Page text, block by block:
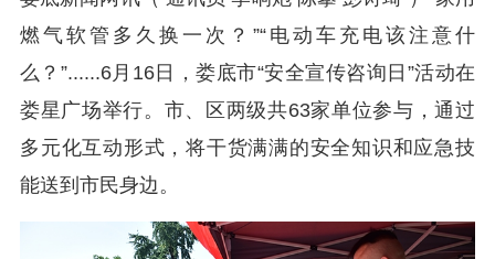
燃气软管多久换一次？”“电动车充电该注意什
么？”......6月16日，娄底市“安全宣传咨询日”活动在
娄星广场举行。市、区两级共63家单位参与，通过
多元化互动形式，将干货满满的安全知识和应急技
能送到市民身边。